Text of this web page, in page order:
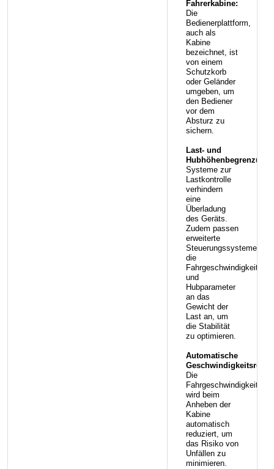
Fahrerkabine:
Die
Bedienerplattform,
auch als
Kabine
bezeichnet, ist
von einem
Schutzkorb
oder Geländer
umgeben, um
den Bediener
vor dem
Absturz zu
sichern.
Last- und
Hubhöhenbegrenzung:
Systeme zur
Lastkontrolle
verhindern
eine
Überladung
des Geräts.
Zudem passen
erweiterte
Steuerungssysteme
die
Fahrgeschwindigkeit
und
Hubparameter
an das
Gewicht der
Last an, um
die Stabilität
zu optimieren.
Automatische
Die
Fahrgeschwindigkeit
wird beim
Anheben der
Kabine
automatisch
reduziert, um
das Risiko von
Unfällen zu
minimieren.